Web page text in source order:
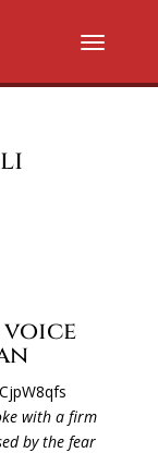
with a firm
by the fear